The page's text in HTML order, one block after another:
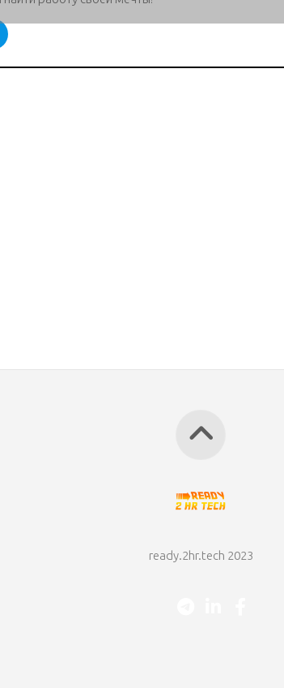
ready.2hr.tech 2023